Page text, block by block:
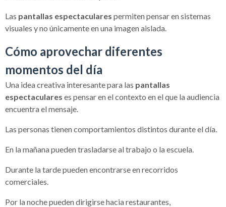
Las pantallas espectaculares permiten pensar en sistemas
visuales y no únicamente en una imagen aislada.
Cómo aprovechar diferentes
momentos del día
Una idea creativa interesante para las pantallas
espectaculares es pensar en el contexto en el que la audiencia
encuentra el mensaje.
Las personas tienen comportamientos distintos durante el día.
En la mañana pueden trasladarse al trabajo o la escuela.
Durante la tarde pueden encontrarse en recorridos
comerciales.
Por la noche pueden dirigirse hacia restaurantes,